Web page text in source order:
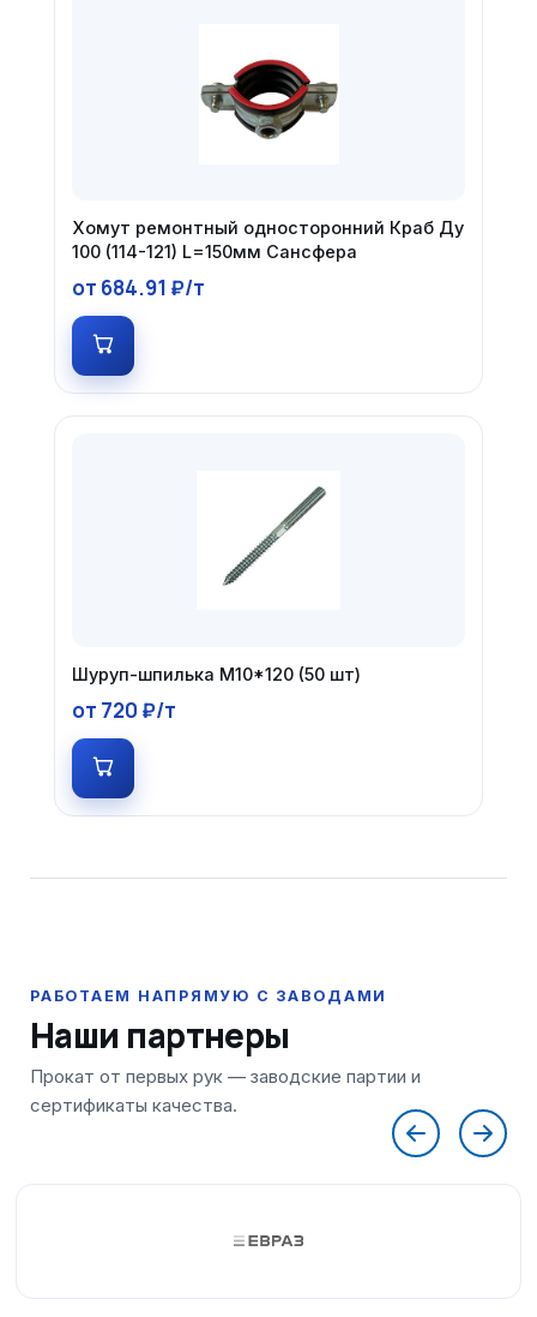
Хомут ремонтный односторонний Краб Ду
100 (114-121) L=150мм Сансфера
от 684.91 ₽/т
Шуруп-шпилька М10*120 (50 шт)
от 720 ₽/т
Наши партнеры